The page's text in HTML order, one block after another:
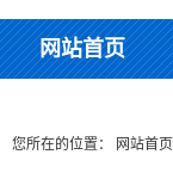
网站首页
您所在的位置： 网站首页